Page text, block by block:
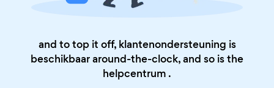
and to top it off, klantenondersteuning is
beschikbaar around-the-clock, and so is the
helpcentrum .